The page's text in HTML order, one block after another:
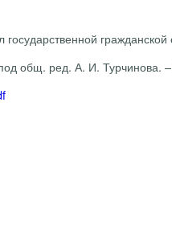
государственной
общ. ред. А. И. Турчинова.